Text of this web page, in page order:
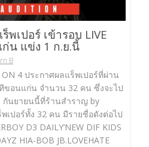
พเปอร์ เข้ารอบ LIVE
น แข่ง 1 ก.ย.นี้
B
ON 4 ประกาศผลแร็พเปอร์ที่ผ่าน
ทีขอนแก่น จำนวน 32 คน ซึ่งจะไป
กันยายนนี้ที่ร้านสำราญ by
เปอร์ทั้ง 32 คน มีรายชื่อดังต่อไป
D3 DAILY’NEW DIF KIDS
HIA-BOB JB.LOVEHATE